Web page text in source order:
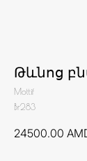
Թևնոց
Mottif
Br283
24500.00